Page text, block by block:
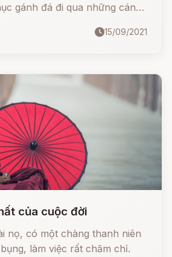
gánh đá đi qua những cánh
15/09/2021
của cuộc đời
nọ, có một chàng thanh niên
làm việc rất chăm chỉ.